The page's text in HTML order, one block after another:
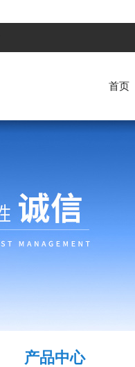
首页
产品中心